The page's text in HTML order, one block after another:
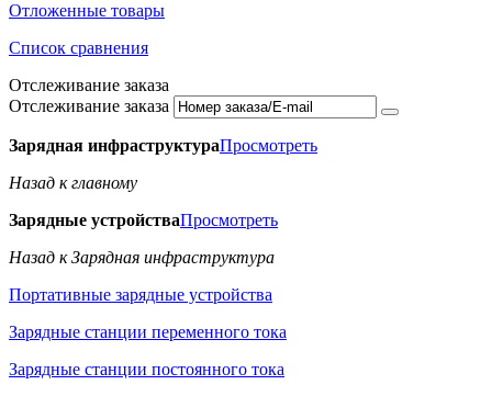
Отложенные товары
Список сравнения
Отслеживание заказа
Отслеживание заказа
Зарядная инфраструктураПросмотреть
Назад к главному
Зарядные устройстваПросмотреть
Назад к Зарядная инфраструктура
Портативные зарядные устройства
Зарядные станции переменного тока
Зарядные станции постоянного тока